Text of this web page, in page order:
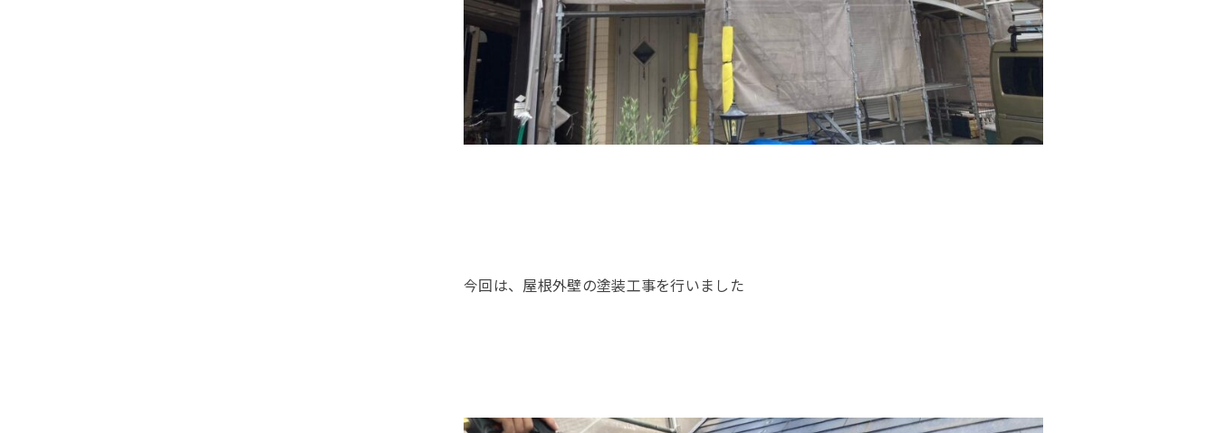
今回は、屋根外壁の塗装工事を行いました